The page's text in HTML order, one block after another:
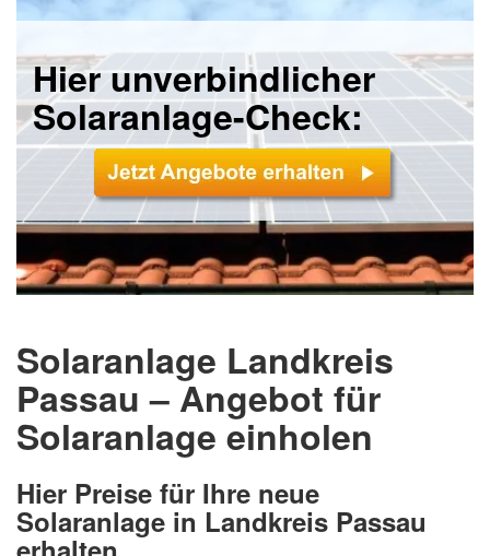
Hier unverbindlicher
Solaranlage-Check:
Solaranlage Landkreis
Passau – Angebot für
Solaranlage einholen
Hier Preise für Ihre neue
Solaranlage in Landkreis Passau